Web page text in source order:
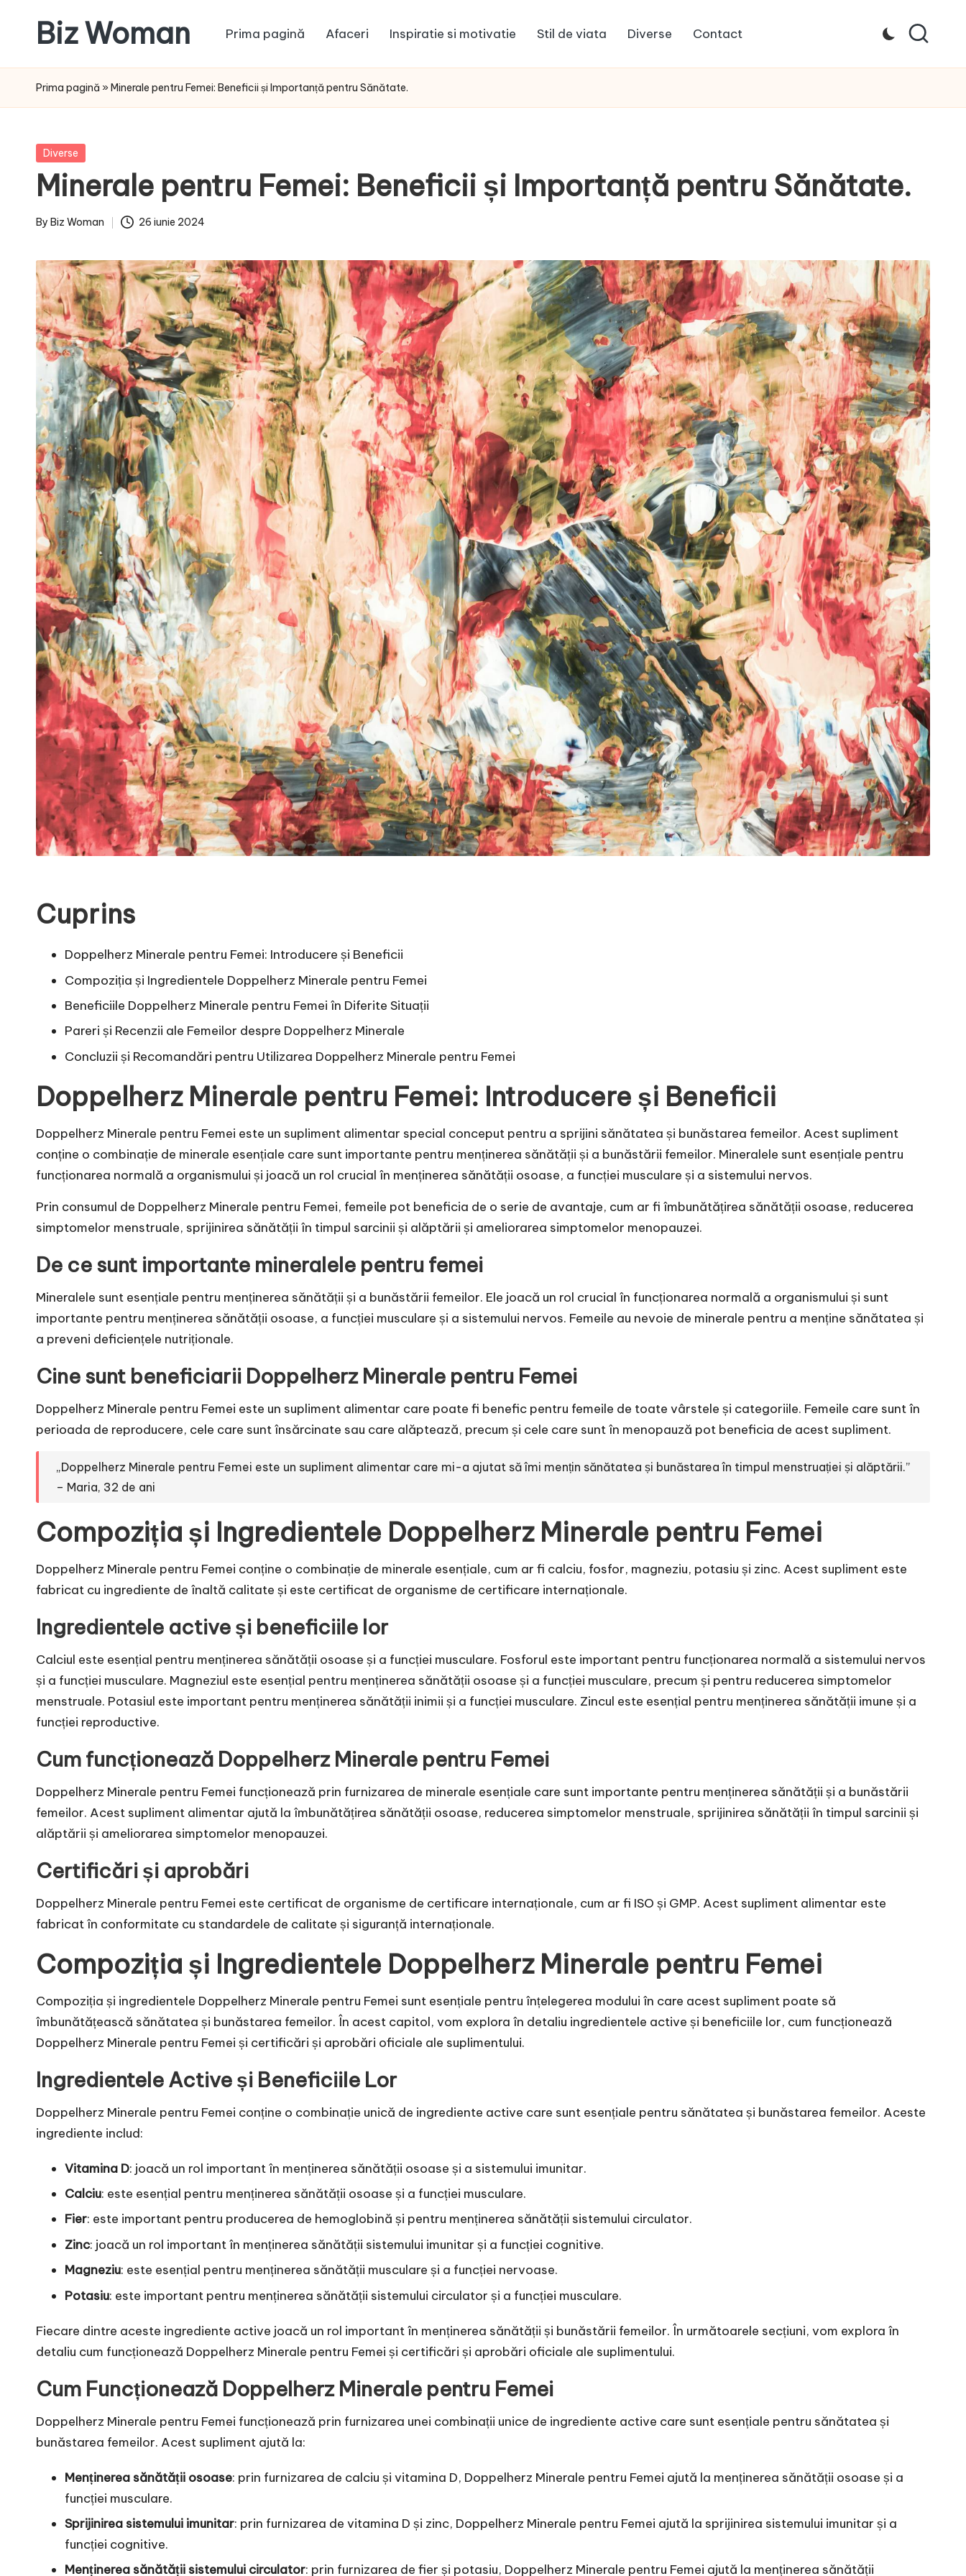
content
Biz Woman
ta,
succesul
Prima pagină Afaceri Inspiratie si motivatie Stil de viata Diverse Contact
Prima pagină » Minerale pentru Femei: Beneficii și Importanță pentru Sănătate.
Posted
Diverse
Minerale pentru Femei: Beneficii și Importanță pentru Sănătate.
Posted
By Biz Woman 26 iunie 2024
Cuprins
Doppelherz Minerale pentru Femei: Introducere și Beneficii
Compoziția și Ingredientele Doppelherz Minerale pentru Femei
Beneficiile Doppelherz Minerale pentru Femei în Diferite Situații
Pareri și Recenzii ale Femeilor despre Doppelherz Minerale
Concluzii și Recomandări pentru Utilizarea Doppelherz Minerale pentru Femei
Doppelherz Minerale pentru Femei: Introducere și Beneficii
Doppelherz Minerale pentru Femei este un supliment alimentar special conceput pentru a sprijini sănătatea și bunăstarea femeilor. Acest supliment
conține o combinație de minerale esențiale care sunt importante pentru menținerea sănătății și a bunăstării femeilor. Mineralele sunt esențiale pentru
funcționarea normală a organismului și joacă un rol crucial în menținerea sănătății osoase, a funcției musculare și a sistemului nervos.
Prin consumul de Doppelherz Minerale pentru Femei, femeile pot beneficia de o serie de avantaje, cum ar fi îmbunătățirea sănătății osoase, reducerea
simptomelor menstruale, sprijinirea sănătății în timpul sarcinii și alăptării și ameliorarea simptomelor menopauzei.
De ce sunt importante mineralele pentru femei
Mineralele sunt esențiale pentru menținerea sănătății și a bunăstării femeilor. Ele joacă un rol crucial în funcționarea normală a organismului și sunt
importante pentru menținerea sănătății osoase, a funcției musculare și a sistemului nervos. Femeile au nevoie de minerale pentru a menține sănătatea și
a preveni deficiențele nutriționale.
Cine sunt beneficiarii Doppelherz Minerale pentru Femei
Doppelherz Minerale pentru Femei este un supliment alimentar care poate fi benefic pentru femeile de toate vârstele și categoriile. Femeile care sunt în
perioada de reproducere, cele care sunt însărcinate sau care alăptează, precum și cele care sunt în menopauză pot beneficia de acest supliment.
„Doppelherz Minerale pentru Femei este un supliment alimentar care mi-a ajutat să îmi mențin sănătatea și bunăstarea în timpul menstruației și alăptării.”
– Maria, 32 de ani
Compoziția și Ingredientele Doppelherz Minerale pentru Femei
Doppelherz Minerale pentru Femei conține o combinație de minerale esențiale, cum ar fi calciu, fosfor, magneziu, potasiu și zinc. Acest supliment este
fabricat cu ingrediente de înaltă calitate și este certificat de organisme de certificare internaționale.
Ingredientele active și beneficiile lor
Calciul este esențial pentru menținerea sănătății osoase și a funcției musculare. Fosforul este important pentru funcționarea normală a sistemului nervos
și a funcției musculare. Magneziul este esențial pentru menținerea sănătății osoase și a funcției musculare, precum și pentru reducerea simptomelor
menstruale. Potasiul este important pentru menținerea sănătății inimii și a funcției musculare. Zincul este esențial pentru menținerea sănătății imune și a
funcției reproductive.
Cum funcționează Doppelherz Minerale pentru Femei
Doppelherz Minerale pentru Femei funcționează prin furnizarea de minerale esențiale care sunt importante pentru menținerea sănătății și a bunăstării
femeilor. Acest supliment alimentar ajută la îmbunătățirea sănătății osoase, reducerea simptomelor menstruale, sprijinirea sănătății în timpul sarcinii și
alăptării și ameliorarea simptomelor menopauzei.
Certificări și aprobări
Doppelherz Minerale pentru Femei este certificat de organisme de certificare internaționale, cum ar fi ISO și GMP. Acest supliment alimentar este
fabricat în conformitate cu standardele de calitate și siguranță internaționale.
Compoziția și Ingredientele Doppelherz Minerale pentru Femei
Compoziția și ingredientele Doppelherz Minerale pentru Femei sunt esențiale pentru înțelegerea modului în care acest supliment poate să
îmbunătățească sănătatea și bunăstarea femeilor. În acest capitol, vom explora în detaliu ingredientele active și beneficiile lor, cum funcționează
Doppelherz Minerale pentru Femei și certificări și aprobări oficiale ale suplimentului.
Ingredientele Active și Beneficiile Lor
Doppelherz Minerale pentru Femei conține o combinație unică de ingrediente active care sunt esențiale pentru sănătatea și bunăstarea femeilor. Aceste
ingrediente includ:
Vitamina D: joacă un rol important în menținerea sănătății osoase și a sistemului imunitar.
Calciu: este esențial pentru menținerea sănătății osoase și a funcției musculare.
Fier: este important pentru producerea de hemoglobină și pentru menținerea sănătății sistemului circulator.
Zinc: joacă un rol important în menținerea sănătății sistemului imunitar și a funcției cognitive.
Magneziu: este esențial pentru menținerea sănătății musculare și a funcției nervoase.
Potasiu: este important pentru menținerea sănătății sistemului circulator și a funcției musculare.
Fiecare dintre aceste ingrediente active joacă un rol important în menținerea sănătății și bunăstării femeilor. În următoarele secțiuni, vom explora în
detaliu cum funcționează Doppelherz Minerale pentru Femei și certificări și aprobări oficiale ale suplimentului.
Cum Funcționează Doppelherz Minerale pentru Femei
Doppelherz Minerale pentru Femei funcționează prin furnizarea unei combinații unice de ingrediente active care sunt esențiale pentru sănătatea și
bunăstarea femeilor. Acest supliment ajută la:
Menținerea sănătății osoase: prin furnizarea de calciu și vitamina D, Doppelherz Minerale pentru Femei ajută la menținerea sănătății osoase și a
funcției musculare.
Sprijinirea sistemului imunitar: prin furnizarea de vitamina D și zinc, Doppelherz Minerale pentru Femei ajută la sprijinirea sistemului imunitar și a
funcției cognitive.
Menținerea sănătății sistemului circulator: prin furnizarea de fier și potasiu, Doppelherz Minerale pentru Femei ajută la menținerea sănătății